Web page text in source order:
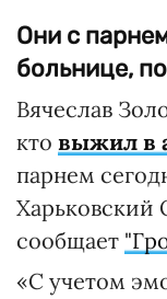
Они с
больнице,
Вячеслав
кто выжил в
парнем
Харьковский
сообщает
«С учетом